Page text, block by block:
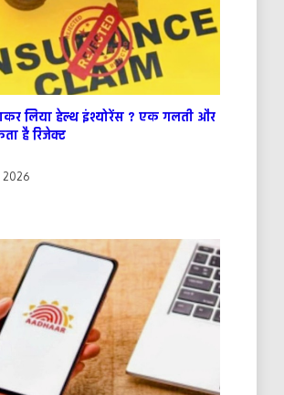
लिया हेल्थ इंश्योरेंस ? एक गलती और
है रिजेक्ट